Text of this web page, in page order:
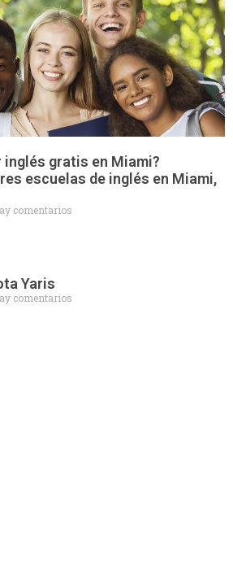
inglés gratis en Miami?
escuelas de inglés en Miami,
comentarios
Yaris
comentarios